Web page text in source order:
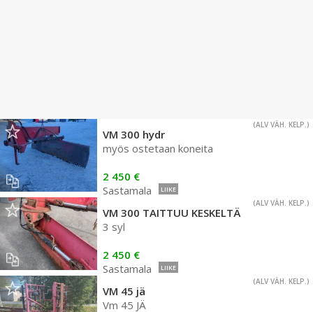
(ALV VÄH. KELP.)
VM 300 hydr
myös ostetaan koneita
2 450 €
Sastamala
LIIKE
(ALV VÄH. KELP.)
VM 300 TAITTUU KESKELTÄ
3 syl
2 450 €
Sastamala
LIIKE
(ALV VÄH. KELP.)
VM 45 jä
Vm 45 JÄ